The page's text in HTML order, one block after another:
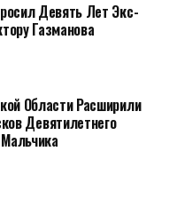
Девять Лет Экс-
Газманова
Области Расширили
Девятилетнего
Мальчика